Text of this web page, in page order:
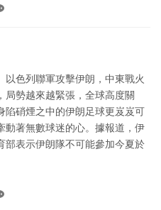
以色列聯軍攻擊伊朗，中東戰火
局勢越來越緊張，全球高度關
陷硝煙之中的伊朗足球更岌岌可
動著無數球迷的心。據報道，伊
部表示伊朗隊不可能參加今夏於